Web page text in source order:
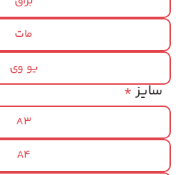
مات
یو وی
*سایز
A3
A4